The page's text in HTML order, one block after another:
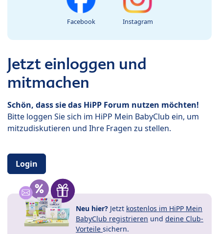
Facebook Instagram
Jetzt einloggen und
mitmachen
Schön, dass sie das HiPP Forum nutzen möchten!
Bitte loggen Sie sich im HiPP Mein BabyClub ein, um
mitzudiskutieren und Ihre Fragen zu stellen.
Login
Neu hier? Jetzt kostenlos im HiPP Mein
BabyClub registrieren und deine Club-
Vorteile sichern.